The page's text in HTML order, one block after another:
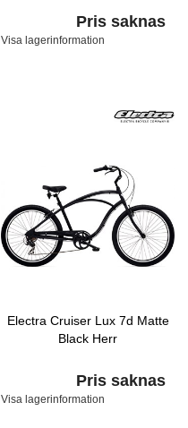
Pris saknas
Visa lagerinformation
Electra Cruiser Lux 7d Matte
Black Herr
Pris saknas
Visa lagerinformation